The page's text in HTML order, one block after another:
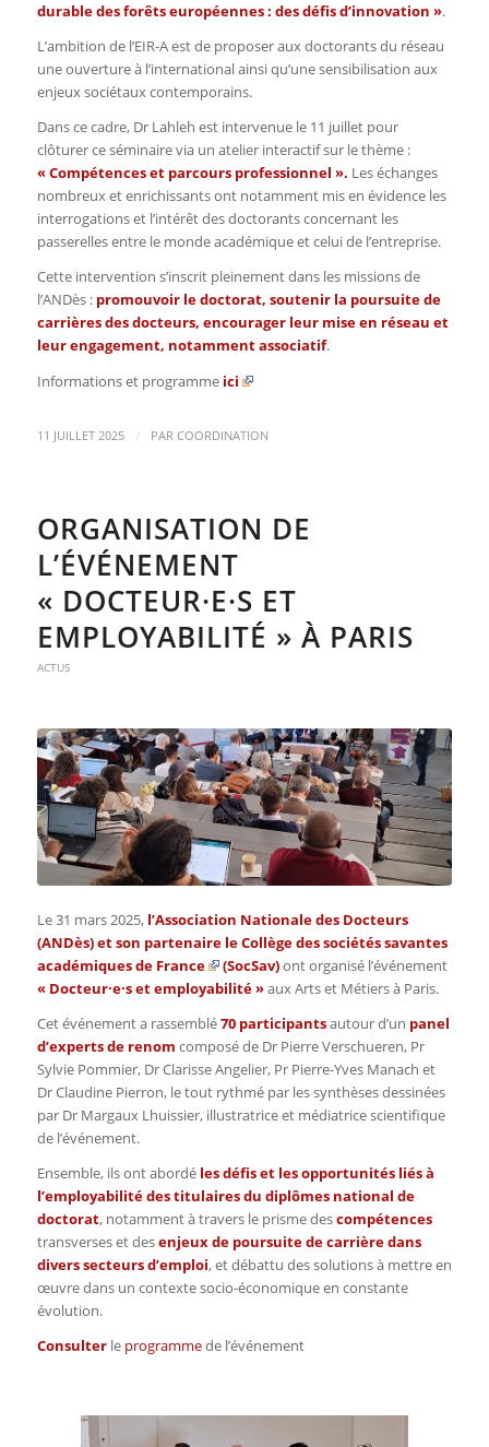
durable des forêts européennes : des défis d’innovation ».
L’ambition de l’EIR-A est de proposer aux doctorants du réseau
une ouverture à l’international ainsi qu’une sensibilisation aux
enjeux sociétaux contemporains.
Dans ce cadre, Dr Lahleh est intervenue le 11 juillet pour
clôturer ce séminaire via un atelier interactif sur le thème :
« Compétences et parcours professionnel ». Les échanges
nombreux et enrichissants ont notamment mis en évidence les
interrogations et l’intérêt des doctorants concernant les
passerelles entre le monde académique et celui de l’entreprise.
Cette intervention s’inscrit pleinement dans les missions de
l’ANDès : promouvoir le doctorat, soutenir la poursuite de
carrières des docteurs, encourager leur mise en réseau et
leur engagement, notamment associatif.
Informations et programme ici
11 JUILLET 2025 / PAR COORDINATION
ORGANISATION DE
L’ÉVÉNEMENT
« DOCTEUR·E·S ET
EMPLOYABILITÉ » À PARIS
ACTUS
Le 31 mars 2025, l’Association Nationale des Docteurs
(ANDès) et son partenaire leCollège des sociétés savantes
académiques de France
(SocSav)ont organisé l’événement
« Docteur·e·s et employabilité »aux Arts et Métiers à Paris.
Cet événement a rassemblé70 participantsautour d’un panel
d’experts de renom composé de Dr Pierre Verschueren, Pr
Sylvie Pommier, Dr Clarisse Angelier, Pr Pierre-Yves Manach et
Dr Claudine Pierron, le tout rythmé par les synthèses dessinées
par Dr Margaux Lhuissier, illustratrice et médiatrice scientifique
de l’événement.
Ensemble, ils ont abordé les défis et les opportunités liés à
l’employabilité des titulaires du diplômes national de
doctorat, notamment à travers le prisme descompétences
transverses et desenjeux de poursuite de carrièredans
divers secteurs d’emploi, et débattu des solutions à mettre en
œuvre dans un contexte socio-économique en constante
évolution.
Consulter le programmede l’événement